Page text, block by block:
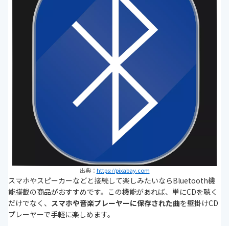
出典： https://pixabay.com
スマホやスピーカーなどと接続して楽しみたいならBluetooth機
能搭載の商品がおすすめです。この機能があれば、単にCDを聴く
だけでなく、 スマホや音楽プレーヤーに保存された曲を壁掛けCD
プレーヤーで手軽に楽しめます。